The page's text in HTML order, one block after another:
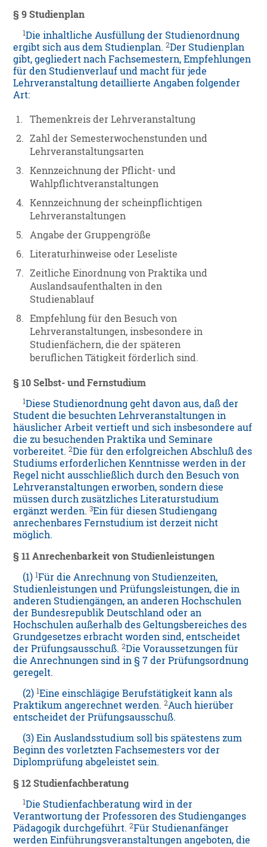
§ 9 Studienplan
1Die inhaltliche Ausfüllung der Studienordnung
ergibt sich aus dem Studienplan.2Der Studienplan
gibt, gegliedert nach Fachsemestern, Empfehlungen
für den Studienverlauf und macht für jede
Lehrveranstaltung detaillierte Angaben folgender
Art:
1.
Themenkreis der Lehrveranstaltung
2. Zahl der Semesterwochenstunden und
Lehrveranstaltungsarten
3. Kennzeichnung der Pflicht- und
Wahlpflichtveranstaltungen
4. Kennzeichnung der scheinpflichtigen
Lehrveranstaltungen
5.
Angabe der Gruppengröße
6. Literaturhinweise oder Leseliste
7. Zeitliche Einordnung von Praktika und
Auslandsaufenthalten in den
Studienablauf
8. Empfehlung für den Besuch von
Lehrveranstaltungen, insbesondere in
Studienfächern, die der späteren
beruflichen Tätigkeit förderlich sind.
§ 10 Selbst- und Fernstudium
1Diese Studienordnung geht davon aus, daß der
Student die besuchten Lehrveranstaltungen in
häuslicher Arbeit vertieft und sich insbesondere auf
die zu besuchenden Praktika und Seminare
vorbereitet.2Die für den erfolgreichen Abschluß des
Studiums erforderlichen Kenntnisse werden in der
Regel nicht ausschließlich durch den Besuch von
Lehrveranstaltungen erworben, sondern diese
müssen durch zusätzliches Literaturstudium
ergänzt werden.3Ein für diesen Studiengang
anrechenbares Fernstudium ist derzeit nicht
möglich.
§ 11 Anrechenbarkeit von Studienleistungen
(1)1Für die Anrechnung von Studienzeiten,
Studienleistungen und Prüfungsleistungen, die in
anderen Studiengängen, an anderen Hochschulen
der Bundesrepublik Deutschland oder an
Hochschulen außerhalb des Geltungsbereiches des
Grundgesetzes erbracht worden sind, entscheidet
der Prüfungsausschuß.2Die Voraussetzungen für
die Anrechnungen sind in § 7 der Prüfungsordnung
geregelt.
(2)1Eine einschlägige Berufstätigkeit kann als
Praktikum angerechnet werden.2Auch hierüber
entscheidet der Prüfungsausschuß.
(3) Ein Auslandsstudium soll bis spätestens zum
Beginn des vorletzten Fachsemesters vor der
Diplomprüfung abgeleistet sein.
§ 12 Studienfachberatung
1Die Studienfachberatung wird in der
Verantwortung der Professoren des Studienganges
Pädagogik durchgeführt.2Für Studienanfänger
werden Einführungsveranstaltungen angeboten, die